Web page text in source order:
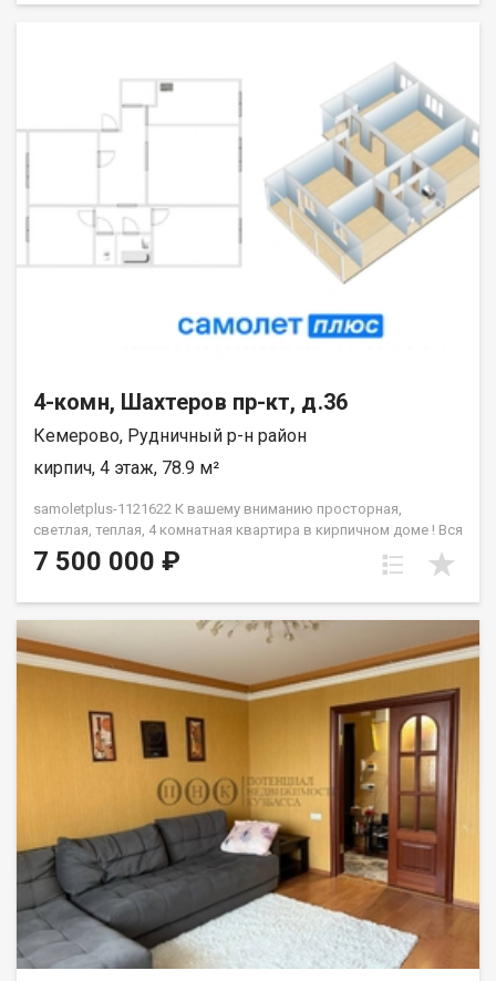
ипотечный кредит. Работаем с материнским капиталом
(федеральным и региональным), военными и жилищными
сертификатами. Быстрые сроки рассмотрения заявок,
минимальный пакет документов. Звоните сейчас!!!
4-комн, Шахтеров пр-кт, д.36
Кемерово, Рудничный р-н район
кирпич, 4 этаж, 78.9 м²
samoletplus-1121622 К вашему вниманию просторная,
светлая, теплая, 4 комнатная квартира в кирпичном доме ! Вся
инфраструктура в пешей доступности ! Все соответствует
фотографиям ! Один взрослый собственник , без каких либо
недвижимость через АН Самолет ПЛЮС Вы получаете:
юридическое сопровождение; помощь в оформлении ипотеки
на выгодных условиях; помощь в оформлении документов;
качественный клиентский сервис. Гуль Алексей
7 500 000 ₽